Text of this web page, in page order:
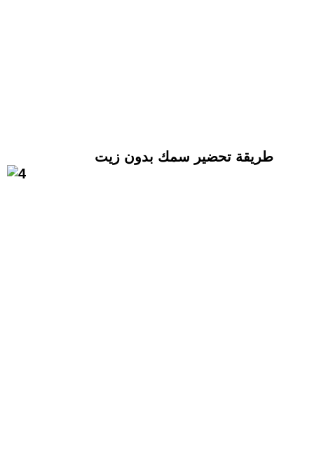
طريقة تحضير سمك بدون زيت